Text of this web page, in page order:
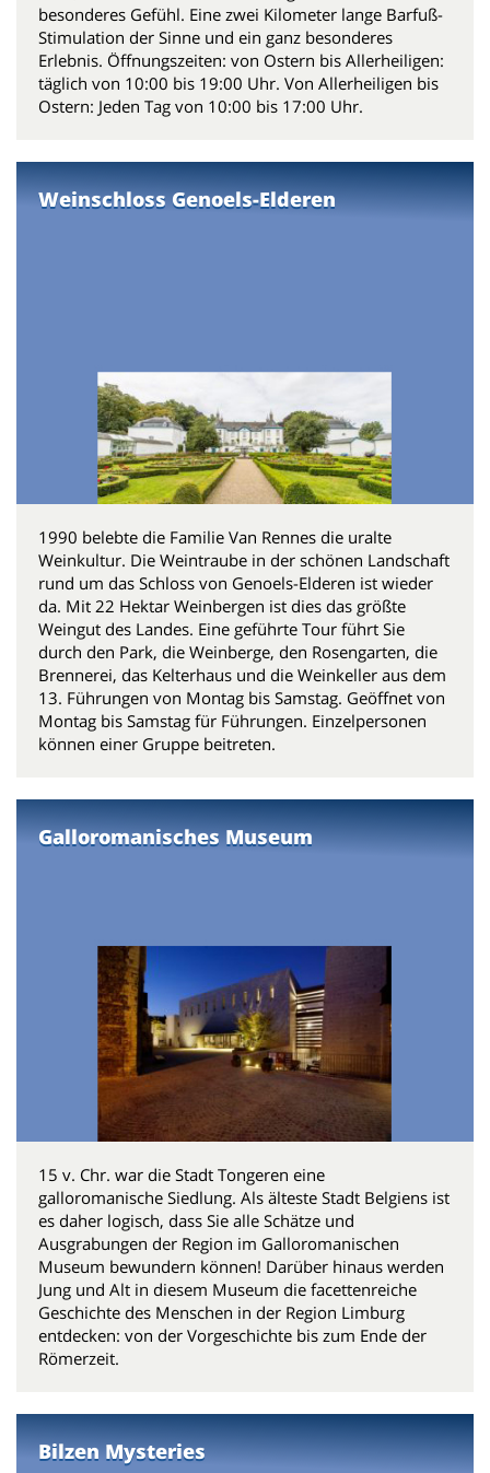
besonderes Gefühl. Eine zwei Kilometer lange Barfuß-
Stimulation der Sinne und ein ganz besonderes
Erlebnis. Öffnungszeiten: von Ostern bis Allerheiligen:
täglich von 10:00 bis 19:00 Uhr. Von Allerheiligen bis
Ostern: Jeden Tag von 10:00 bis 17:00 Uhr.
Weinschloss Genoels-Elderen
1990 belebte die Familie Van Rennes die uralte
Weinkultur. Die Weintraube in der schönen Landschaft
rund um das Schloss von Genoels-Elderen ist wieder
da. Mit 22 Hektar Weinbergen ist dies das größte
Weingut des Landes. Eine geführte Tour führt Sie
durch den Park, die Weinberge, den Rosengarten, die
Brennerei, das Kelterhaus und die Weinkeller aus dem
13. Führungen von Montag bis Samstag. Geöffnet von
Montag bis Samstag für Führungen. Einzelpersonen
können einer Gruppe beitreten.
Galloromanisches Museum
15 v. Chr. war die Stadt Tongeren eine
galloromanische Siedlung. Als älteste Stadt Belgiens ist
es daher logisch, dass Sie alle Schätze und
Ausgrabungen der Region im Galloromanischen
Museum bewundern können! Darüber hinaus werden
Jung und Alt in diesem Museum die facettenreiche
Geschichte des Menschen in der Region Limburg
entdecken: von der Vorgeschichte bis zum Ende der
Römerzeit.
Bilzen Mysteries